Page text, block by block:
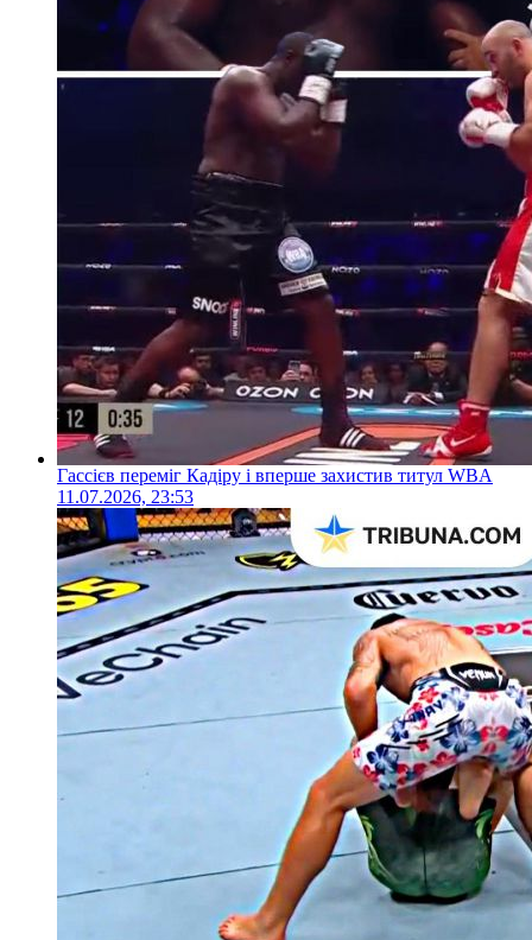
Гассієв переміг Кадіру і вперше захистив титул WBA
11.07.2026, 23:53